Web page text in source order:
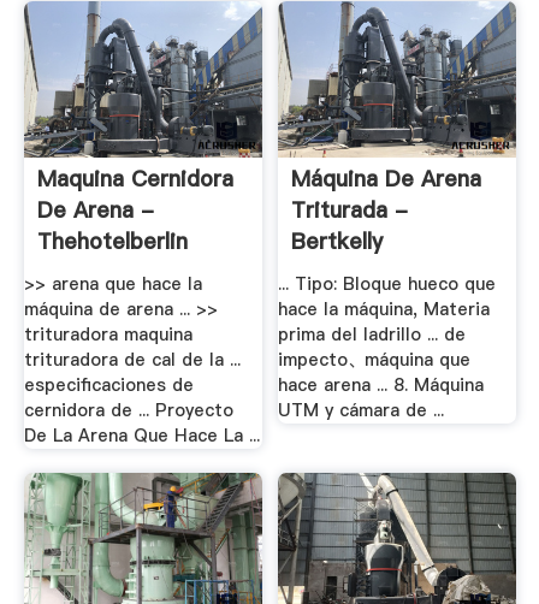
Maquina Cernidora
De Arena -
Thehotelberlin
>> arena que hace la
máquina de arena ... >>
trituradora maquina
trituradora de cal de la ...
especificaciones de
cernidora de ... Proyecto
De La Arena Que Hace La ...
Máquina De Arena
Triturada -
Bertkelly
... Tipo: Bloque hueco que
hace la máquina, Materia
prima del ladrillo ... de
impecto、máquina que
hace arena ... 8. Máquina
UTM y cámara de ...